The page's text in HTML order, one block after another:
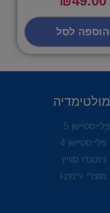
הוספה לסל
מולטימדיה
פלייסטיישן 5
פלייסטיישן 4
נינטנדו סוויץ
מוצרי גיימינג